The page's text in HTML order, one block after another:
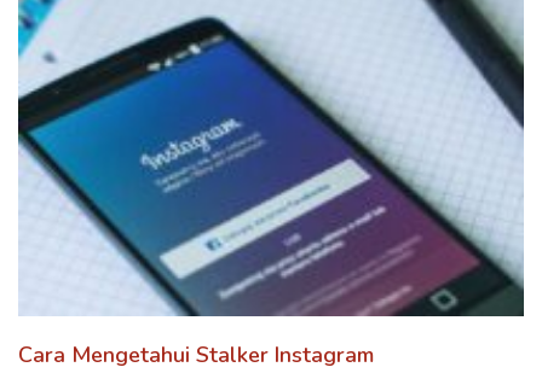
Cara Mengetahui Stalker Instagram